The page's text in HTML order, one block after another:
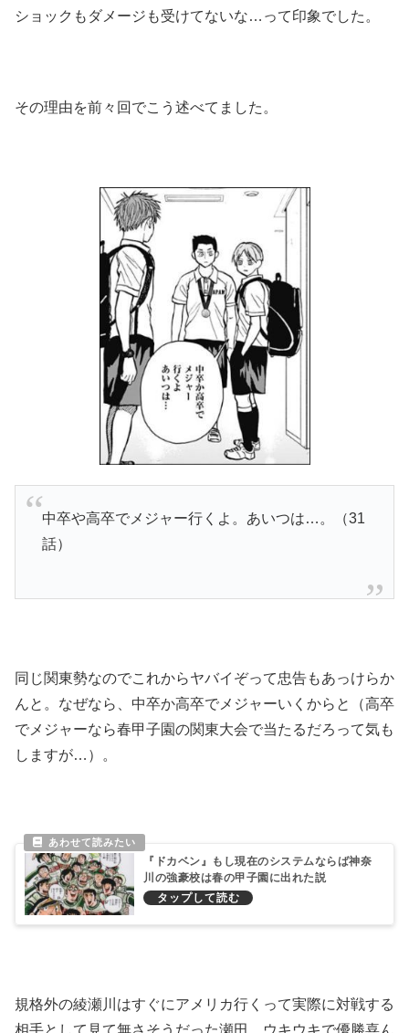
ショックもダメージも受けてないな…って印象でした。
その理由を前々回でこう述べてました。
中卒や高卒でメジャー行くよ。あいつは…。（31
話）
同じ関東勢なのでこれからヤバイぞって忠告もあっけらか
んと。なぜなら、中卒か高卒でメジャーいくからと（高卒
でメジャーなら春甲子園の関東大会で当たるだろって気も
しますが…）。
『ドカベン』もし現在のシステムならば神奈
川の強豪校は春の甲子園に出れた説
規格外の綾瀬川はすぐにアメリカ行くって実際に対戦する
相手として見て無さそうだった瀬田。ウキウキで優勝喜ん